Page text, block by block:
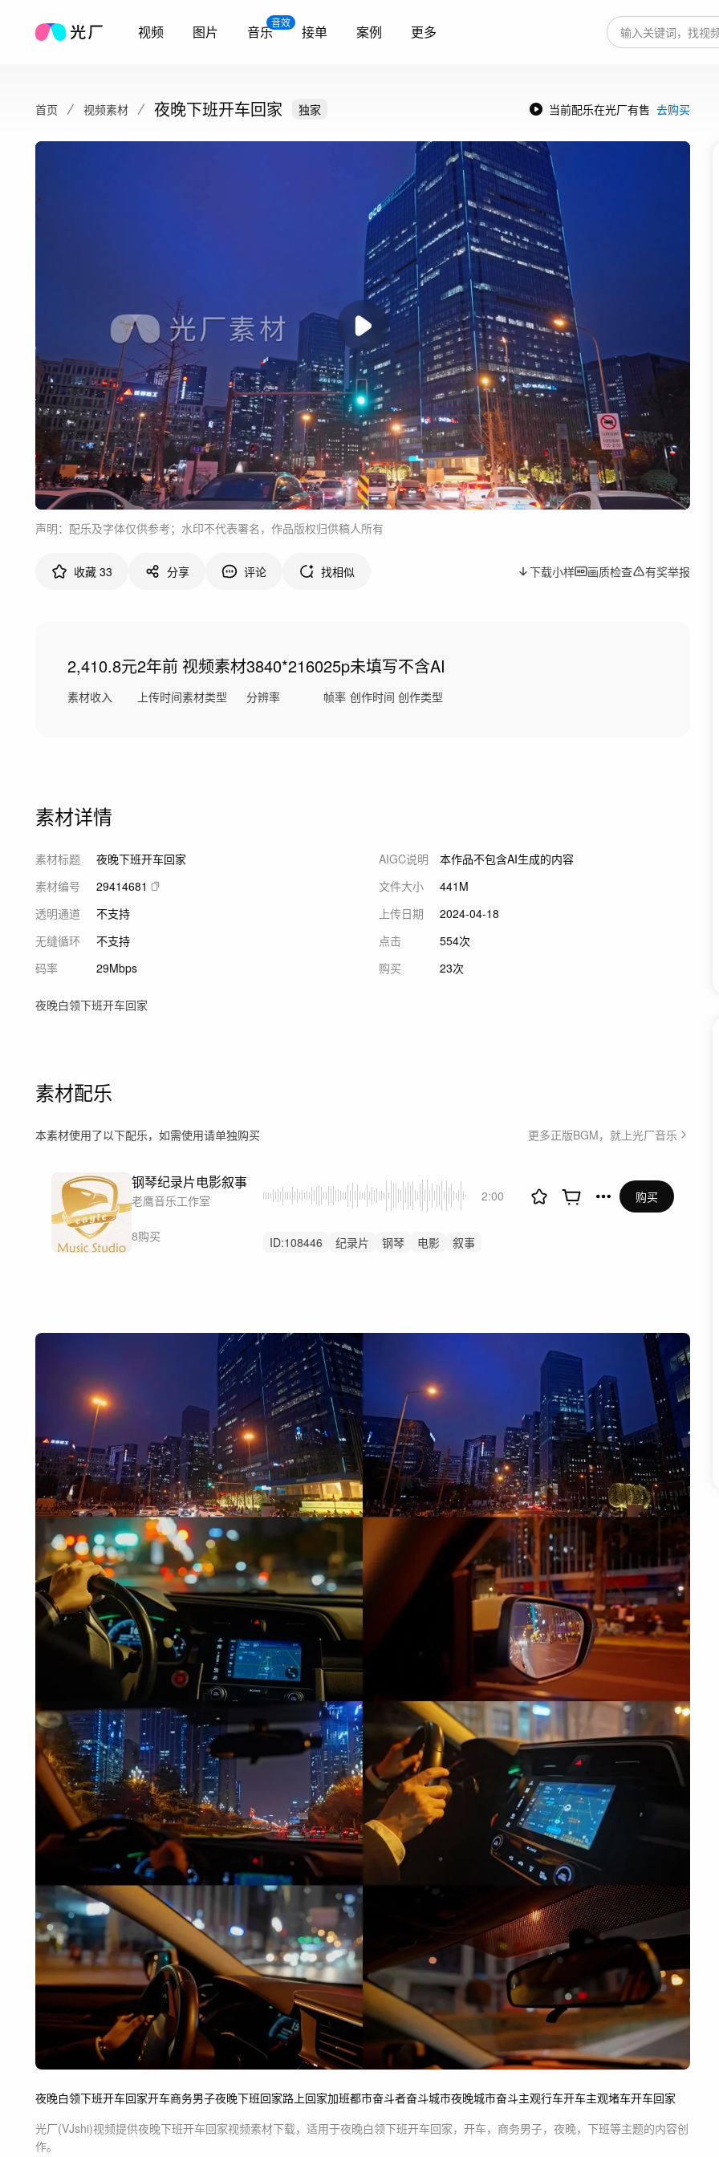
视频 图片
音效
音乐 接单 案例 更多
首页 视频素材 夜晚下班开车回家 独家 当前配乐在光厂有售 去购买
声明：配乐及字体仅供参考；水印不代表署名，作品版权归供稿人所有
收藏 33 分享 评论 找相似 下载小样 画质检查 有奖举报
2,410.8元
素材收入
2年前
上传时间
视频素材
素材类型
3840*2160
分辨率
25p
帧率
未填写
创作时间
不含AI
创作类型
素材详情
素材标题
夜晚下班开车回家
素材编号
29414681
透明通道
不支持
无缝循环
不支持
码率
29Mbps
AIGC说明
本作品不包含AI生成的内容
文件大小
441M
上传日期
2024-04-18
点击
554次
购买
23次
夜晚白领下班开车回家
素材配乐
本素材使用了以下配乐，如需使用请单独购买 更多正版BGM，就上光厂音乐
钢琴纪录片电影叙事
老鹰音乐工作室
8购买
2:00
ID:108446 纪录片 钢琴 电影
叙事
购买
夜晚白领下班开车回家开车商务男子夜晚下班回家路上回家加班都市奋斗者奋斗城市夜晚城市奋斗主观行车开车主观堵车开车回家
光厂(VJshi)视频提供夜晚下班开车回家视频素材下载，适用于夜晚白领下班开车回家，开车，商务男子，夜晚，下班等主题的内容创
作。